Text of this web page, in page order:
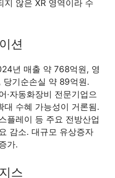
지 않은 XR 영역이라 수
션
년 매출 약 768억원, 영
기순손실 약 89억원.
·자동화장비 전문기업으
대 수혜 가능성이 거론됨.
플레이 등 주요 전방산업
감소. 대규모 유상증자
가.
스